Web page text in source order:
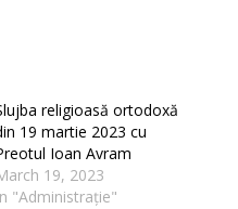
religioasă ortodoxă
19 martie 2023 cu
Ioan Avram
19, 2023
"Administrație"